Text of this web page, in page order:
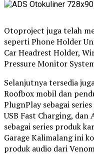
Otoproject juga telah
seperti Phone Holder
Car Headrest Holder,
Pressure Monitor
Selanjutnya tersedia
Roofbox mobil dan
PlugnPlay sebagai
USB Fast Charging,
sebagai series produk
Garage Kalimalang ini
produk audio dari